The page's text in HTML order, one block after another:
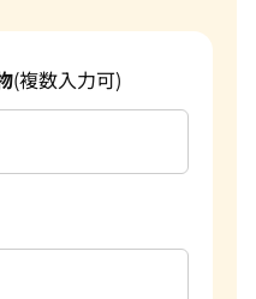
(複数入力可)